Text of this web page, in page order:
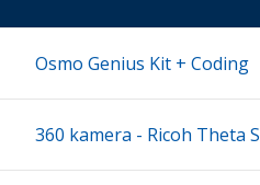
17:00
18:00
Osmo Genius Kit + Coding
360 kamera - Ricoh Theta S